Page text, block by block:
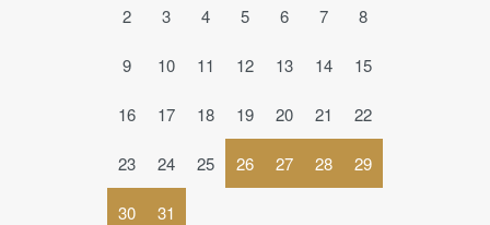
2 3 4 5 6 7 8
9 10 11 12 13 14 15
16 17 18 19 20 21 22
23 24 25 26 27 28 29
30 31